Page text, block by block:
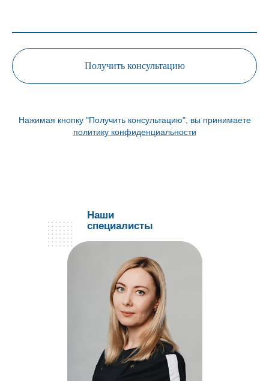
Получить консультацию
Нажимая кнопку "Получить консультацию", вы принимаете
политику конфиденциальности
Наши
специалисты